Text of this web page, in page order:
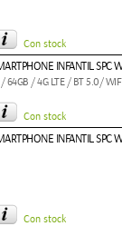
Con stock
INFANTIL SPC
64GB / 4G LTE / BT 5.0/
Con stock
INFANTIL SPC
Con stock